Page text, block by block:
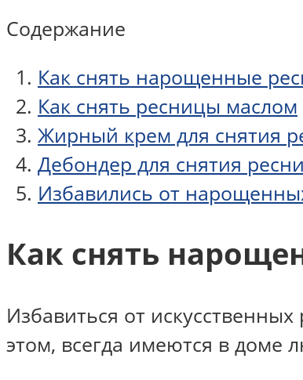
Содержание
Как снять нарощенные
Как снять ресницы маслом
Жирный крем для снятия
Дебондер для снятия
Избавились от
Как снять
Избавиться от
этом, всегда имеются в